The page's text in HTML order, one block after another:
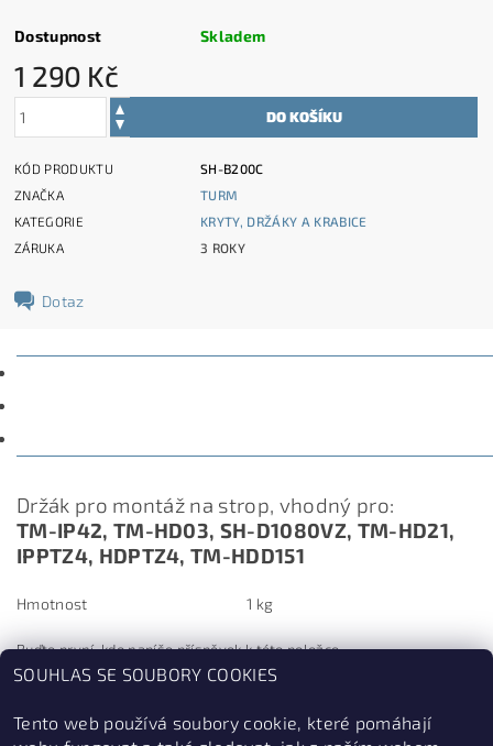
Dostupnost Skladem
1 290 Kč
KÓD PRODUKTU
SH-B200C
ZNAČKA
TURM
KATEGORIE
KRYTY, DRŽÁKY A KRABICE
ZÁRUKA
3 ROKY
Dotaz
Držák pro montáž na strop, vhodný pro:
TM-IP42, TM-HD03, SH-D1080VZ, TM-HD21,
IPPTZ4, HDPTZ4, TM-HDD151
Hmotnost 1 kg
Buďte první, kdo napíše příspěvek k této položce.
SOUHLAS SE SOUBORY COOKIES
Tento web používá soubory cookie, které pomáhají